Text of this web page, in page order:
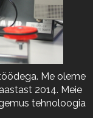
Me oleme
2014. Meie
tehnoloogia